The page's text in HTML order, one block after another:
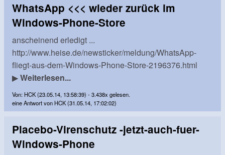
WhatsApp <<< wieder zurück im
Windows-Phone-Store
anscheinend erledigt ...
http://www.heise.de/newsticker/meldung/WhatsApp-
fliegt-aus-dem-Windows-Phone-Store-2196376.html
▶Weiterlesen...
Von: HCK (23.05.14, 13:58:39) - 3.438x gelesen.
eine Antwort von HCK (31.05.14, 17:02:02)
Placebo-Virenschutz -jetzt-auch-fuer-
Windows-Phone